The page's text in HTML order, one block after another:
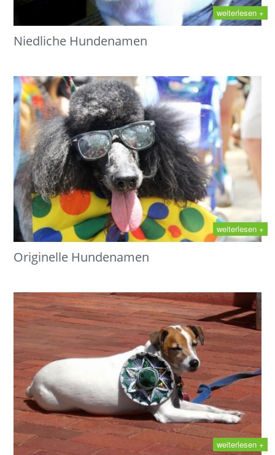
weiterlesen +
Niedliche Hundenamen
weiterlesen +
Originelle Hundenamen
weiterlesen +